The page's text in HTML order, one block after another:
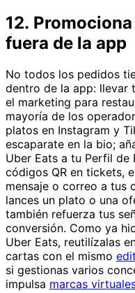
12.
fuera de la app
No todos los pedidos
dentro de la app: llevar
el marketing para
mayoría de los
platos en Instagram y
escaparate en la bio;
Uber Eats a tu Perfil de
códigos QR en tickets,
mensaje o correo a tus
lances un plato o una
también refuerza tus
conversión. Como ya
Uber Eats, reutilízalas
cartas con el mismo
si gestionas varios
impulsa marcas